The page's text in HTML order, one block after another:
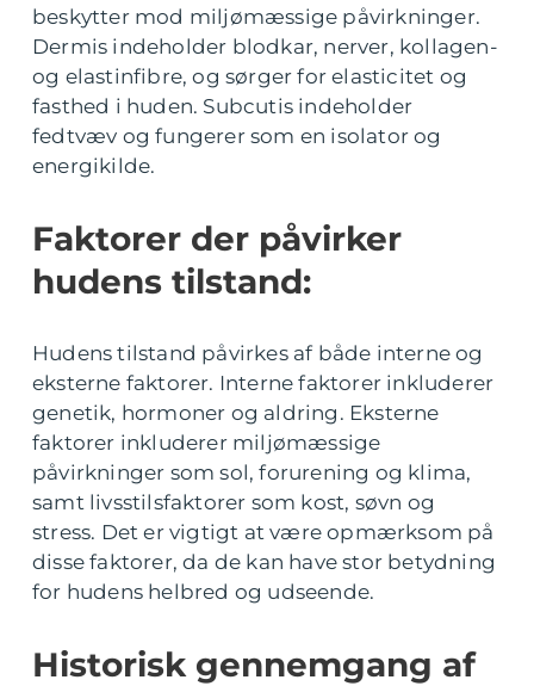
beskytter mod miljømæssige påvirkninger.
Dermis indeholder blodkar, nerver, kollagen-
og elastinfibre, og sørger for elasticitet og
fasthed i huden. Subcutis indeholder
fedtvæv og fungerer som en isolator og
energikilde.
Faktorer der påvirker
hudens tilstand:
Hudens tilstand påvirkes af både interne og
eksterne faktorer. Interne faktorer inkluderer
genetik, hormoner og aldring. Eksterne
faktorer inkluderer miljømæssige
påvirkninger som sol, forurening og klima,
samt livsstilsfaktorer som kost, søvn og
stress. Det er vigtigt at være opmærksom på
disse faktorer, da de kan have stor betydning
for hudens helbred og udseende.
Historisk gennemgang af